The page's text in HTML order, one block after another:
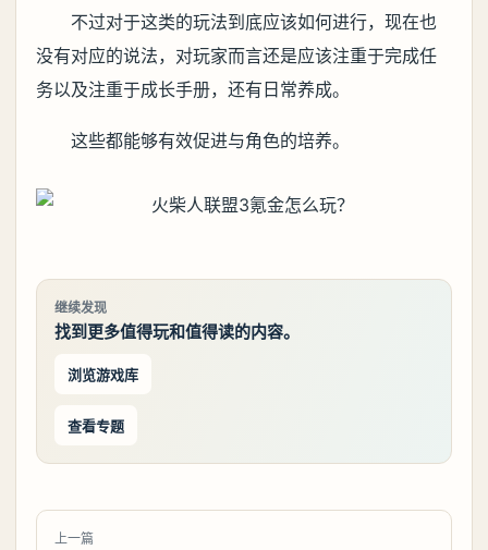
不过对于这类的玩法到底应该如何进行，现在也
没有对应的说法，对玩家而言还是应该注重于完成任
务以及注重于成长手册，还有日常养成。
这些都能够有效促进与角色的培养。
继续发现
找到更多值得玩和值得读的内容。
浏览游戏库
查看专题
上一篇